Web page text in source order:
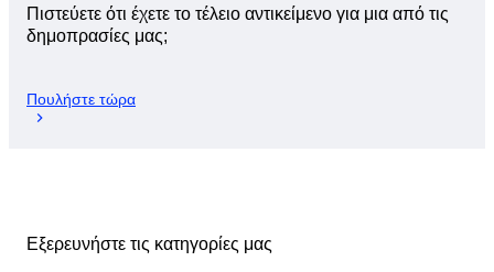
Πιστεύετε ότι έχετε το τέλειο αντικείμενο για μια από τις
δημοπρασίες μας;
Πουλήστε τώρα
Εξερευνήστε τις κατηγορίες μας